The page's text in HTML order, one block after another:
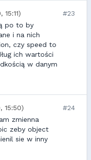
#23
po to by
i na nich
czy speed to
ich wartości
w danym
15:50)
#24
zmienna
zeby object
sie w inny